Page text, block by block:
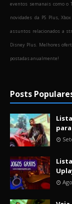
eventos semanais como o
novidades da PS Plus,
assuntos relacionados a
Disney Plus. Melhores
postadas anualmente!
Posts
para